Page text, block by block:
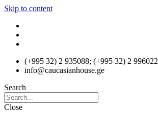
Skip to content
(+995 32) 2 935088; (+995 32) 2 996022
info@caucasianhouse.ge
Search
Close